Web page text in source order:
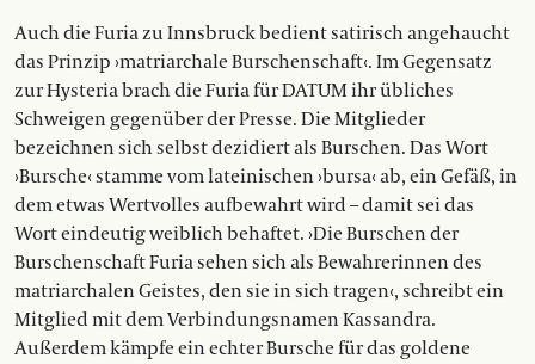
Auch die Furia zu Innsbruck bedient satirisch angehaucht
das Prinzip ›matriarchale Burschenschaft‹. Im Gegensatz
zur Hysteria brach die Furia für DATUM ihr übliches
Schweigen gegenüber der Presse. Die Mitglieder
bezeichnen sich selbst dezidiert als Burschen. Das Wort
›Bursche‹ stamme vom lateinischen ›bursa‹ ab, ein Gefäß, in
dem etwas Wertvolles aufbewahrt wird – damit sei das
Wort eindeutig weiblich behaftet. ›Die Burschen der
Burschenschaft Furia sehen sich als Bewahrerinnen des
matriarchalen Geistes, den sie in sich tragen‹, schreibt ein
Mitglied mit dem Verbindungsnamen Kassandra.
Außerdem kämpfe ein echter Bursche für das goldene